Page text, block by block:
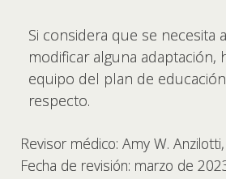
Si considera que se necesita
modificar alguna adaptación,
equipo del plan de
respecto.
Revisor médico: Amy W.
Fecha de revisión: marzo de